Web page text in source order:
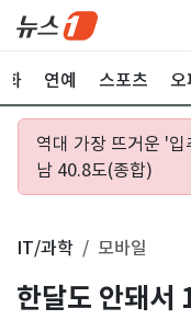
화 연예 스포츠 오
역대 가장 뜨거운 '
남 40.8도(종합)
IT/과학 모바일
한달도 안돼서